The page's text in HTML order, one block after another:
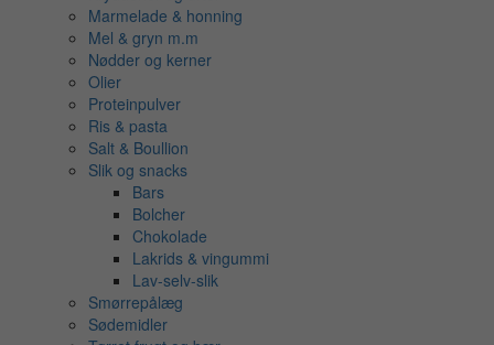
Marmelade & honning
Mel & gryn m.m
Nødder og kerner
Olier
Proteinpulver
Ris & pasta
Salt & Boullion
Slik og snacks
Bars
Bolcher
Chokolade
Lakrids & vingummi
Lav-selv-slik
Smørrepålæg
Sødemidler